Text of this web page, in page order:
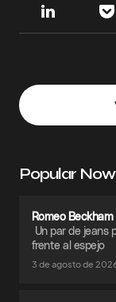
Popular Now
Romeo
Un par de jeans
frente al espejo
3 de agosto de